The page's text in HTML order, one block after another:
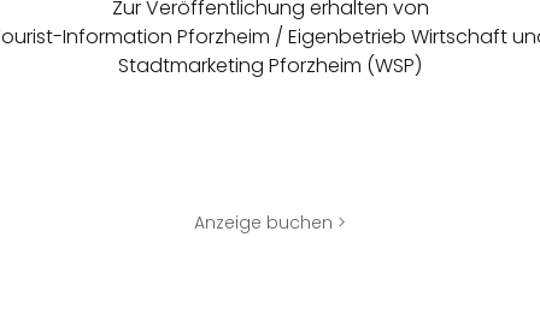
Zur Veröffentlichung erhalten von
Information Pforzheim / Eigenbetrieb Wirtschaft
Stadtmarketing Pforzheim (WSP)
Anzeige buchen >